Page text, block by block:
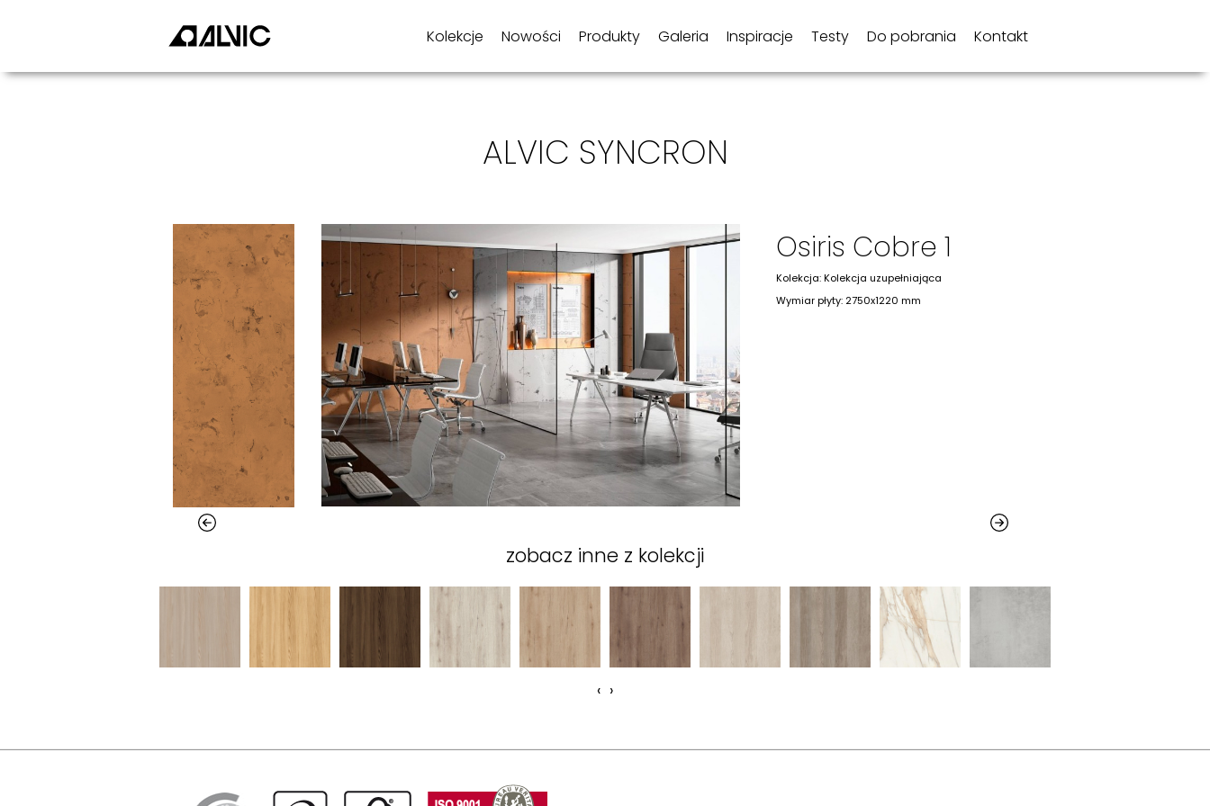
Kolekcje Nowości Produkty Galeria Inspiracje Testy Do pobrania Kontakt
ALVIC SYNCRON
Osiris Cobre 1
Kolekcja: Kolekcja uzupełniająca
Wymiar płyty: 2750x1220 mm
zobacz inne z kolekcji
‹ ›